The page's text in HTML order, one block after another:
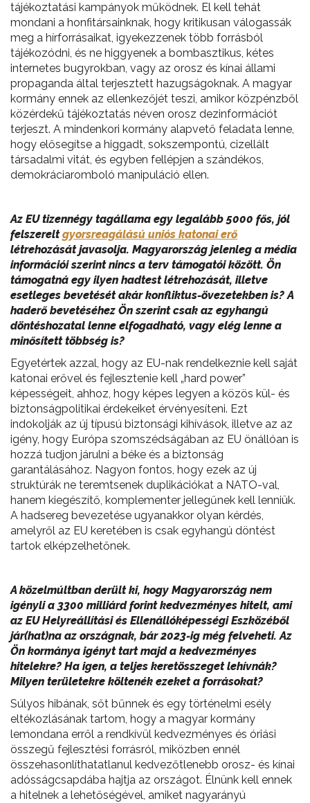
tájékoztatási kampányok működnek. El kell tehát
mondani a honfitársainknak, hogy kritikusan válogassák
meg a hírforrásaikat, igyekezzenek több forrásból
tájékozódni, és ne higgyenek a bombasztikus, kétes
internetes bugyrokban, vagy az orosz és kínai állami
propaganda által terjesztett hazugságoknak. A magyar
kormány ennek az ellenkezőjét teszi, amikor közpénzből
közérdekű tájékoztatás néven orosz dezinformációt
terjeszt. A mindenkori kormány alapvető feladata lenne,
hogy elősegítse a higgadt, sokszempontú, cizellált
társadalmi vitát, és egyben fellépjen a szándékos,
demokráciaromboló manipuláció ellen.
Az EU tizennégy tagállama egy legalább 5000 fős, jól
felszerelt gyorsreagálású uniós katonai erő
létrehozását javasolja. Magyarország jelenleg a média
információi szerint nincs a terv támogatói között. Ön
támogatná egy ilyen hadtest létrehozását, illetve
esetleges bevetését akár konfliktus-övezetekben is? A
haderő bevetéséhez Ön szerint csak az egyhangú
döntéshozatal lenne elfogadható, vagy elég lenne a
minősített többség is?
Egyetértek azzal, hogy az EU-nak rendelkeznie kell saját
katonai erővel és fejlesztenie kell „hard power”
képességeit, ahhoz, hogy képes legyen a közös kül- és
biztonságpolitikai érdekeiket érvényesíteni. Ezt
indokolják az új típusú biztonsági kihívások, illetve az az
igény, hogy Európa szomszédságában az EU önállóan is
hozzá tudjon járulni a béke és a biztonság
garantálásához. Nagyon fontos, hogy ezek az új
struktúrák ne teremtsenek duplikációkat a NATO-val,
hanem kiegészítő, komplementer jellegűnek kell lenniük.
A hadsereg bevezetése ugyanakkor olyan kérdés,
amelyről az EU keretében is csak egyhangú döntést
tartok elképzelhetőnek.
A közelmúltban derült ki, hogy Magyarország nem
igényli a 3300 milliárd forint kedvezményes hitelt, ami
az EU Helyreállítási és Ellenállóképességi Eszközéből
jár(hat)na az országnak, bár 2023-ig még felveheti. Az
Ön kormánya igényt tart majd a kedvezményes
hitelekre? Ha igen, a teljes keretösszeget lehívnák?
Milyen területekre költenék ezeket a forrásokat?
Súlyos hibának, sőt bűnnek és egy történelmi esély
eltékozlásának tartom, hogy a magyar kormány
lemondana erről a rendkívül kedvezményes és óriási
összegű fejlesztési forrásról, miközben ennél
összehasonlíthatatlanul kedvezőtlenebb orosz- és kínai
adósságcsapdába hajtja az országot. Élnünk kell ennek
a hitelnek a lehetőségével, amiket nagyarányú